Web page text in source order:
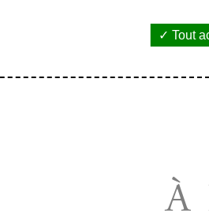
À
Tout